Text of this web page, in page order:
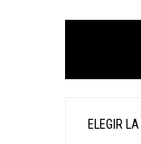
Primary